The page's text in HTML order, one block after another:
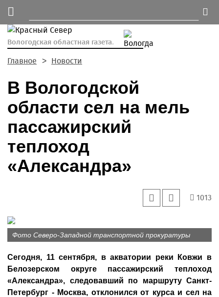
Вологодская областная газета.
Главное Новости
В Вологодской
области сел на мель
пассажирский
теплоход
«Александра»
1013
Фото Северо-Западной транспортной прокуратуры
Сегодня, 11 сентября, в акватории реки Ковжи в
Белозерском округе пассажирский теплоход
«Александра», следовавший по маршруту Санкт-
Петербург - Москва, отклонился от курса и сел на